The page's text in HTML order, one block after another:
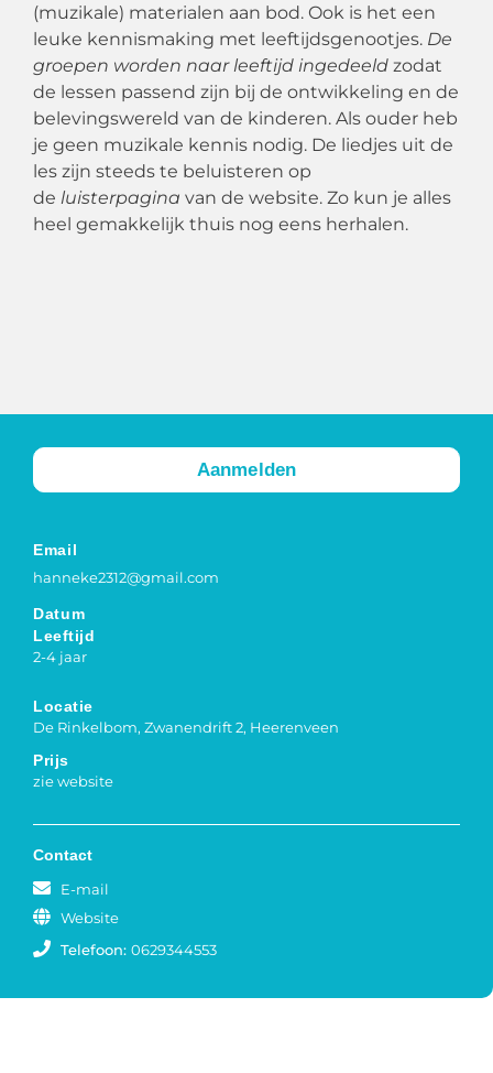
(muzikale) materialen aan bod. Ook is het een
leuke kennismaking met leeftijdsgenootjes. De
groepen worden naar leeftijd ingedeeld zodat
de lessen passend zijn bij de ontwikkeling en de
belevingswereld van de kinderen. Als ouder heb
je geen muzikale kennis nodig. De liedjes uit de
les zijn steeds te beluisteren op
de luisterpagina van de website. Zo kun je alles
heel gemakkelijk thuis nog eens herhalen.
Aanmelden
Email
hanneke2312@gmail.com
Datum
Leeftijd
2-4 jaar
Locatie
De Rinkelbom, Zwanendrift 2, Heerenveen
Prijs
zie website
Contact
E-mail
Website
Telefoon: 0629344553